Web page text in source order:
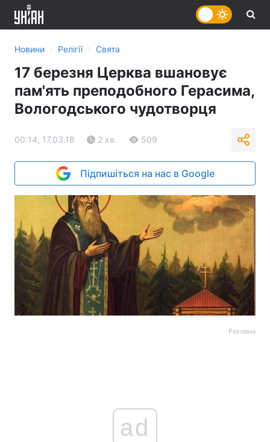
Новини › Релігії › Свята
17 березня Церква вшановує
пам'ять преподобного Герасима,
Вологодського чудотворця
00:14, 17.03.18 2 хв. 509
Підпишіться на нас в Google
Реклама
ad